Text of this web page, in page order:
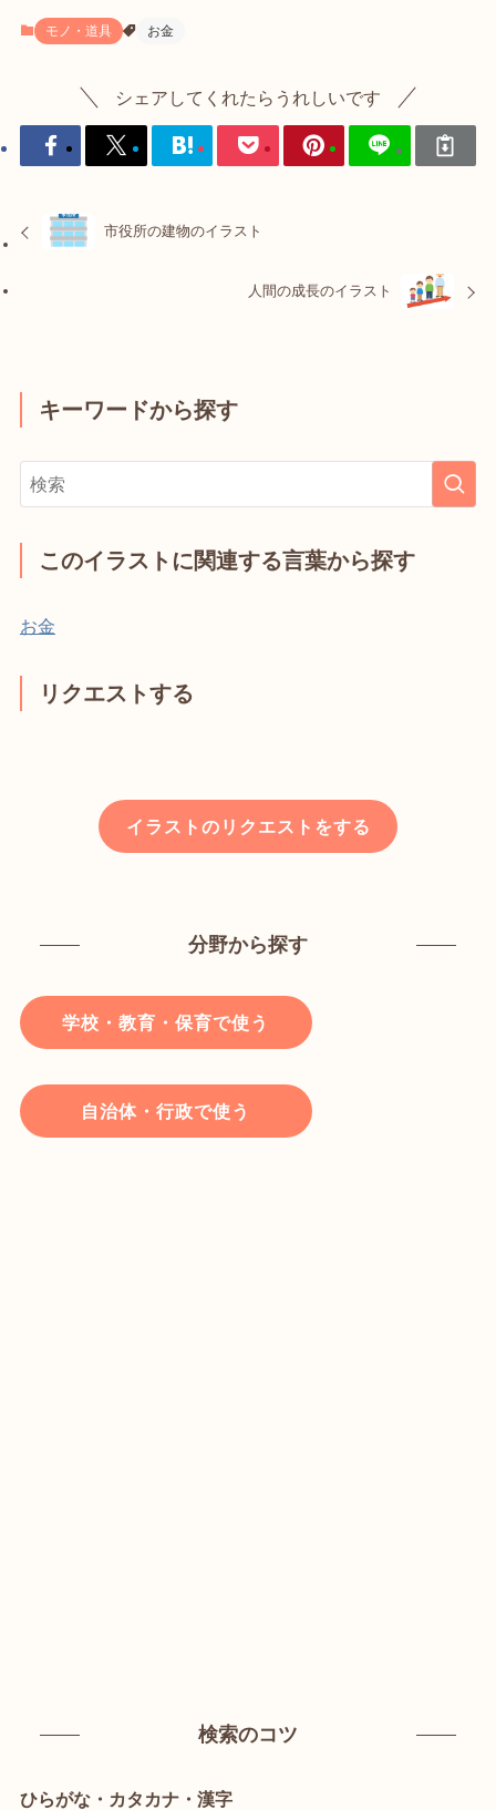
モノ・道具 お金
シェアしてくれたらうれしいです
市役所の建物のイラスト
人間の成長のイラスト
キーワードから探す
このイラストに関連する言葉から探す
お金
リクエストする
イラストのリクエストをする
分野から探す
学校・教育・保育で使う
自治体・行政で使う
検索のコツ
ひらがな・カタカナ・漢字